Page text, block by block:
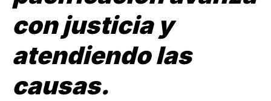
con justicia y
atendiendo las
causas.